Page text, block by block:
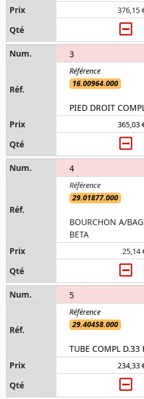
376,15
3
16.00964.000
PIED DROIT
365,03
4
29.01877.000
BOURCHON A/
BETA
25,14
5
29.40458.000
TUBE COMPL D.33
234,33